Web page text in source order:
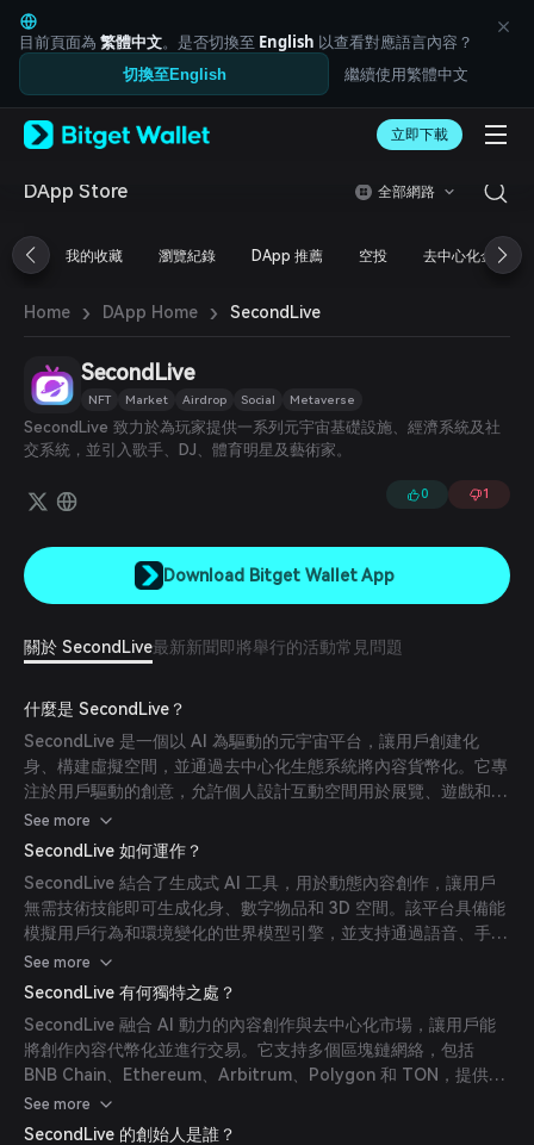
English
日本語
Tiếng Việt
Русский
Español (Latinoamérica)
Türkçe
Français
简体中文
繁體中文
Bahasa Indonesia
ภาษาไทย
Español
Português (Brasil)
目前頁面為 繁體中文。是否切換至 English 以查看對應語言內容？
切換至English 繼續使用繁體中文
立即下載
DApp Store 全部網路
我的收藏 瀏覽紀錄 DApp 推薦 空投 去中心化金融
Home › DApp Home › SecondLive
SecondLive
NFT Market Airdrop Social Metaverse
SecondLive 致力於為玩家提供一系列元宇宙基礎設施、經濟系統及社
交系統，並引入歌手、DJ、體育明星及藝術家。
0 1
Download Bitget Wallet App
關於 SecondLive最新新聞 即將舉行的活動常見問題
什麼是 SecondLive？
SecondLive 是一個以 AI 為驅動的元宇宙平台，讓用戶創建化
身、構建虛擬空間，並通過去中心化生態系統將內容貨幣化。它專
注於用戶驅動的創意，允許個人設計互動空間用於展覽、遊戲和活
動。
See more
SecondLive 如何運作？
SecondLive 結合了生成式 AI 工具，用於動態內容創作，讓用戶
無需技術技能即可生成化身、數字物品和 3D 空間。該平台具備能
模擬用戶行為和環境變化的世界模型引擎，並支持通過語音、手勢
和文字的多模態交互。
See more
SecondLive 有何獨特之處？
SecondLive 融合 AI 動力的內容創作與去中心化市場，讓用戶能
將創作內容代幣化並進行交易。它支持多個區塊鏈網絡，包括
BNB Chain、Ethereum、Arbitrum、Polygon 和 TON，提供無
縫的 Web3 體驗。
See more
SecondLive 的創始人是誰？